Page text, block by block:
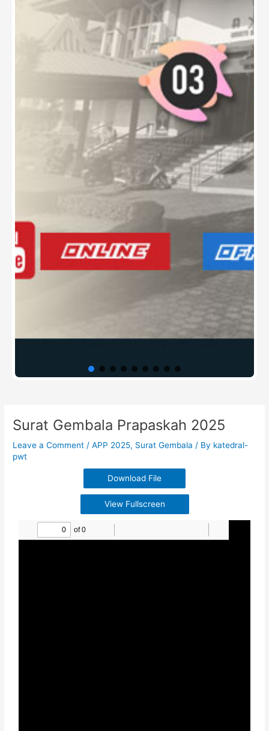
Menandai 135 tahun ensiklik Rerum novarum,
Paus Leo XIV menerbitkan ensiklik
pertamanya berjudul “Magnifica humanitas:
Tentang Melindungi Pribadi Manusia di Era
Kecerdasan Buatan.” Dokumen ini
menyerukan perlindungan kemanusiaan,
kebenaran, martabat kerja, keadilan sosial,
dan perdamaian. Paus membuka dengan
peringatan bahwa umat manusia kini
menghadapi pilihan penting: membangun
“Menara Babel baru” atau membangun
masyarakat di mana Tuhan dan manusia
hidup bersama. Ia menegaskan bahwa
teknologi bukan musuh manusia atau
tidak netral karena dipengaruhi oleh pencipta,
pengguna, dan kepentingan di belakangnya.
Martabat manusia sebagai dasar utama Paus
menekankan bahwa martabat manusia
melekat pada setiap pribadi dan […]
Surat Gembala Prapaskah 2025
Leave a Comment /APP 2025, Surat Gembala / By katedral-
pwt
Download File
View Fullscreen
navigation